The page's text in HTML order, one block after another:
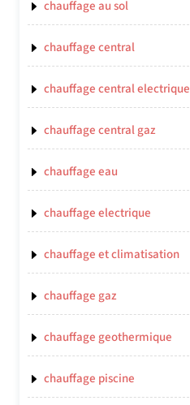
chauffage au sol
chauffage central
chauffage central electrique
chauffage central gaz
chauffage eau
chauffage electrique
chauffage et climatisation
chauffage gaz
chauffage geothermique
chauffage piscine